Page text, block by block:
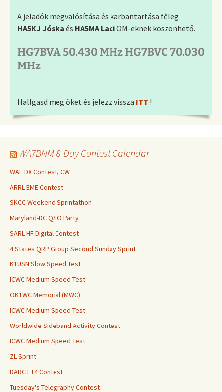
A jeladók megvalósítása és karbantartása főleg
HA5KJ Jóska és HA5MA LaciOM-eknek köszönhető.
HG7BVA 50.430 MHz HG7BVC 70.030
MHz
Hallgasd meg őket és jelezz vissza ITT !
WA7BNM 8-Day Contest Calendar
WAE DX Contest, CW
ARRL EME Contest
SKCC Weekend Sprintathon
Maryland-DC QSO Party
SARL HF Digital Contest
4 States QRP Group Second Sunday Sprint
K1USN Slow Speed Test
ICWC Medium Speed Test
OK1WC Memorial (MWC)
ICWC Medium Speed Test
Worldwide Sideband Activity Contest
ICWC Medium Speed Test
ZL Sprint
DARC FT4 Contest
Tuesday's Telegraphy Contest